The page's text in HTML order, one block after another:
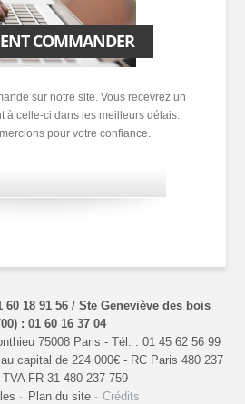
COMMANDER
sur notre site. Vous recevrez un
à celle-ci dans les meilleurs délais.
pour votre confiance.
18 91 56 / Ste Geneviève des bois
: 01 60 16 37 04
75008 Paris - Tél. : 01 45 62 56 99
capital de 224 000€ - RC Paris 480 237
TVA FR 31 480 237 759
Plan du site Crédits